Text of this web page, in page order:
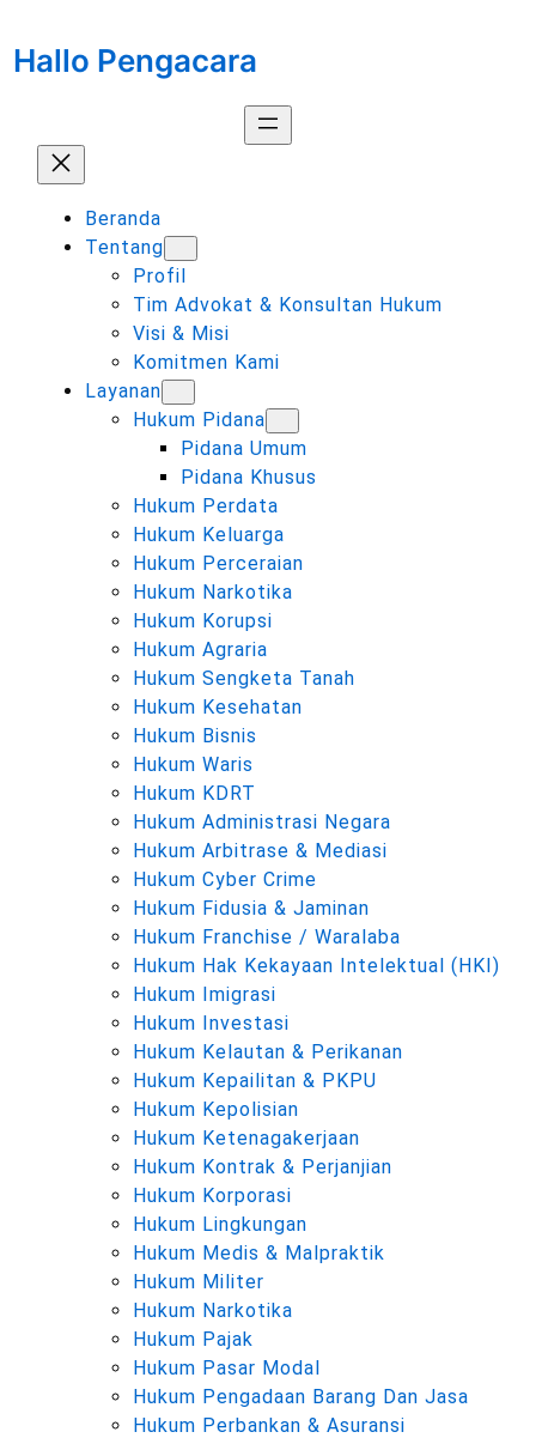
konten
Hallo Pengacara
Beranda
Tentang
Profil
Tim Advokat & Konsultan Hukum
Visi & Misi
Komitmen Kami
Layanan
Hukum Pidana
Pidana Umum
Pidana Khusus
Hukum Perdata
Hukum Keluarga
Hukum Perceraian
Hukum Narkotika
Hukum Korupsi
Hukum Agraria
Hukum Sengketa Tanah
Hukum Kesehatan
Hukum Bisnis
Hukum Waris
Hukum KDRT
Hukum Administrasi Negara
Hukum Arbitrase & Mediasi
Hukum Cyber Crime
Hukum Fidusia & Jaminan
Hukum Franchise / Waralaba
Hukum Hak Kekayaan Intelektual (HKI)
Hukum Imigrasi
Hukum Investasi
Hukum Kelautan & Perikanan
Hukum Kepailitan & PKPU
Hukum Kepolisian
Hukum Ketenagakerjaan
Hukum Kontrak & Perjanjian
Hukum Korporasi
Hukum Lingkungan
Hukum Medis & Malpraktik
Hukum Militer
Hukum Narkotika
Hukum Pajak
Hukum Pasar Modal
Hukum Pengadaan Barang Dan Jasa
Hukum Perbankan & Asuransi